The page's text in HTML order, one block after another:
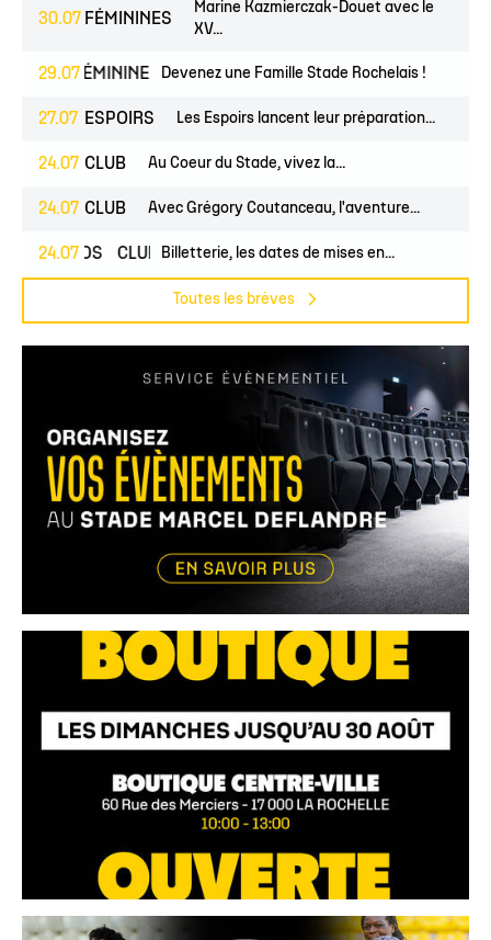
30.07 FÉMININES
Marine Kazmierczak-Douet avec le
XV...
29.07
FÉMININES CLUB
Devenez une Famille Stade Rochelais !
27.07 ESPOIRS Les Espoirs lancent leur préparation...
24.07 CLUB Au Coeur du Stade, vivez la...
24.07 CLUB Avec Grégory Coutanceau, l'aventure...
24.07
PROS CLUB Billetterie, les dates de mises en...
Toutes les brèves